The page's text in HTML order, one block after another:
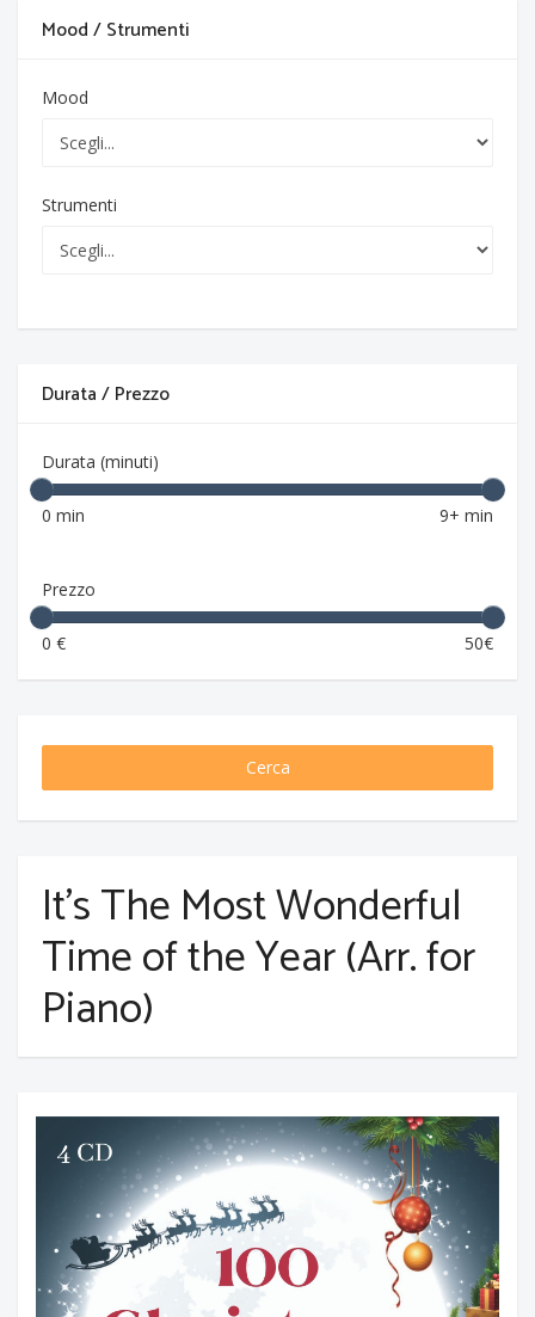
Mood / Strumenti
Mood
Strumenti
Durata / Prezzo
Durata (minuti)
0 min 9+ min
Prezzo
0 € 50€
Cerca
It's The Most Wonderful
Time of the Year (Arr. for
Piano)